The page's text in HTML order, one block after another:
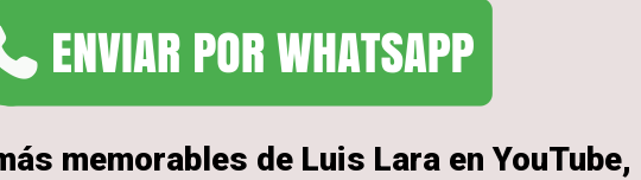
memorables de Luis Lara en YouTube,